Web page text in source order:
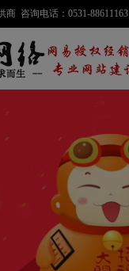
商 咨询电话：0531-88611163